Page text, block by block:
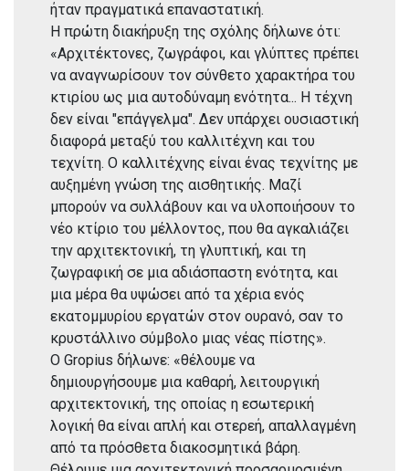
ήταν πραγματικά επαναστατική.
Η πρώτη διακήρυξη της σχόλης δήλωνε ότι:
«Αρχιτέκτονες, ζωγράφοι, και γλύπτες πρέπει
να αναγνωρίσουν τον σύνθετο χαρακτήρα του
κτιρίου ως μια αυτοδύναμη ενότητα... Η τέχνη
δεν είναι "επάγγελμα". Δεν υπάρχει ουσιαστική
διαφορά μεταξύ του καλλιτέχνη και του
τεχνίτη. Ο καλλιτέχνης είναι ένας τεχνίτης με
αυξημένη γνώση της αισθητικής. Μαζί
μπορούν να συλλάβουν και να υλοποιήσουν το
νέο κτίριο του μέλλοντος, που θα αγκαλιάζει
την αρχιτεκτονική, τη γλυπτική, και τη
ζωγραφική σε μια αδιάσπαστη ενότητα, και
μια μέρα θα υψώσει από τα χέρια ενός
εκατομμυρίου εργατών στον ουρανό, σαν το
κρυστάλλινο σύμβολο μιας νέας πίστης».
Ο Gropius δήλωνε: «θέλουμε να
δημιουργήσουμε μια καθαρή, λειτουργική
αρχιτεκτονική, της οποίας η εσωτερική
λογική θα είναι απλή και στερεή, απαλλαγμένη
από τα πρόσθετα διακοσμητικά βάρη.